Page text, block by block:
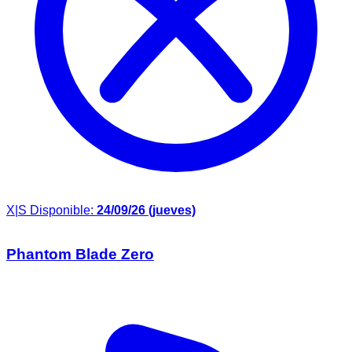
X|S Disponible: 24/09/26 (jueves)
Phantom Blade Zero